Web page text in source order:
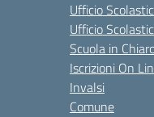
Ufficio
Ufficio
Scuola in
Iscrizioni On
Invalsi
Comune